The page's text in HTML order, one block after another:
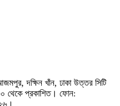
দক্ষিন খাঁন, ঢাকা উত্তর সিটি
থেকে প্রকাশিত। ফোন: